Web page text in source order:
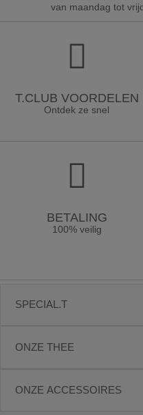
van maandag tot
T.CLUB VOORDELEN
Ontdek ze snel
BETALING
100% veilig
SPECIAL.T
ONZE THEE
ONZE ACCESSOIRES